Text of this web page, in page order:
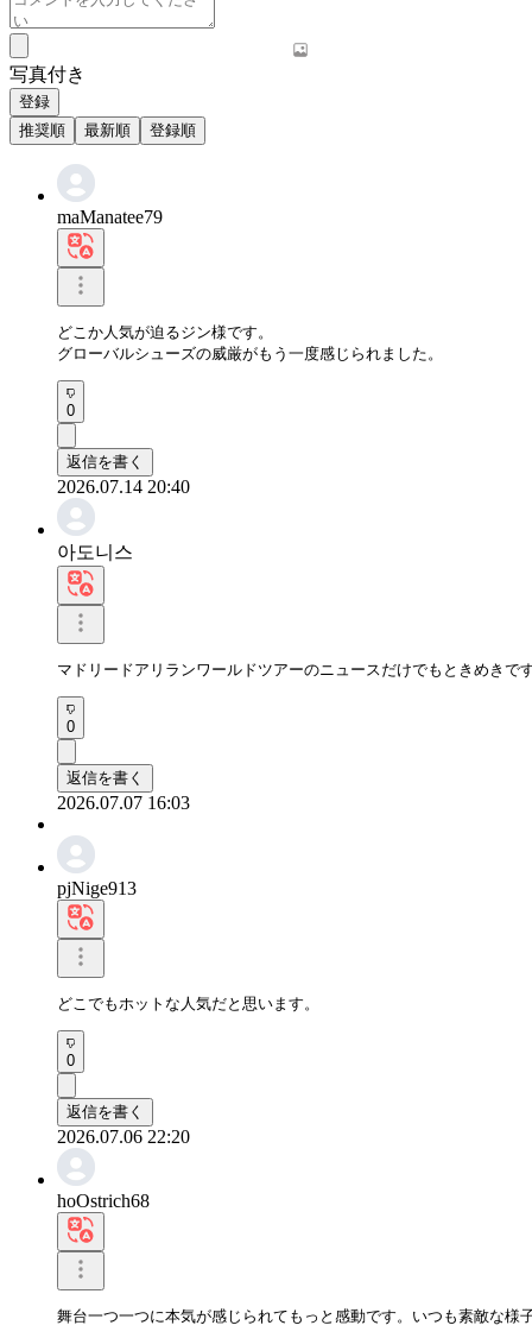
写真付き
登録
推奨順
最新順 登録順
maManatee79
どこか人気が迫るジン様です。
グローバルシューズの威厳がもう一度感じられました。
0
返信を書く
2026.07.14 20:40
아도니스
マドリードアリランワールドツアーのニュースだけでもときめき
0
返信を書く
2026.07.07 16:03
pjNige913
どこでもホットな人気だと思います。
0
返信を書く
2026.07.06 22:20
hoOstrich68
舞台一つ一つに本気が感じられてもっと感動です。いつも素敵な様